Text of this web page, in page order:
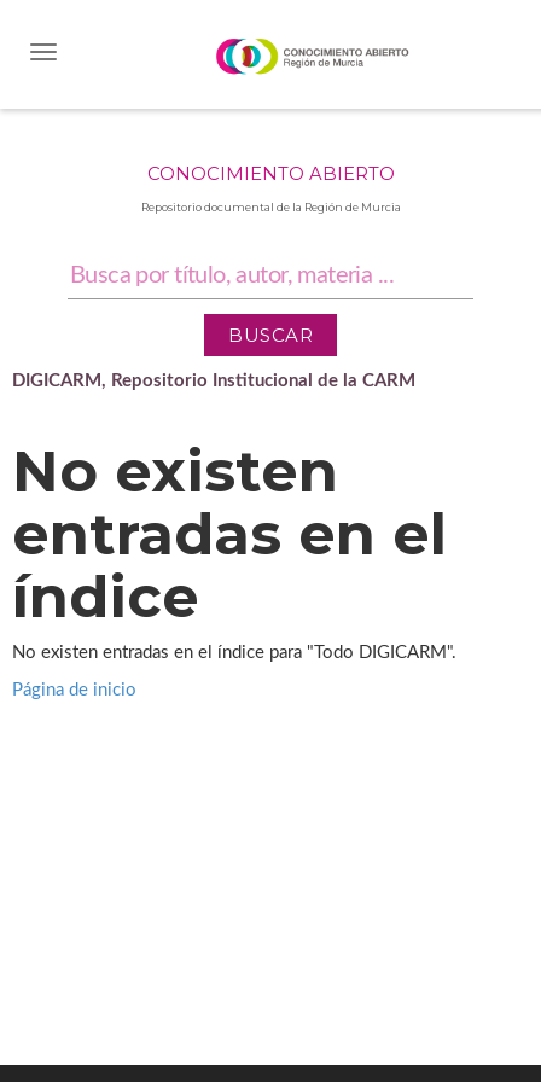
CONOCIMIENTO ABIERTO
Repositorio documental de la Región de Murcia
DIGICARM, Repositorio Institucional de la CARM
No existen
entradas en el
índice
No existen entradas en el índice para "Todo DIGICARM".
Página de inicio